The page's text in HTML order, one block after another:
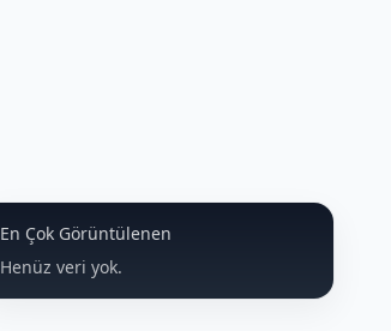
Hepsi
En Çok Görüntülenen
Henüz veri yok.